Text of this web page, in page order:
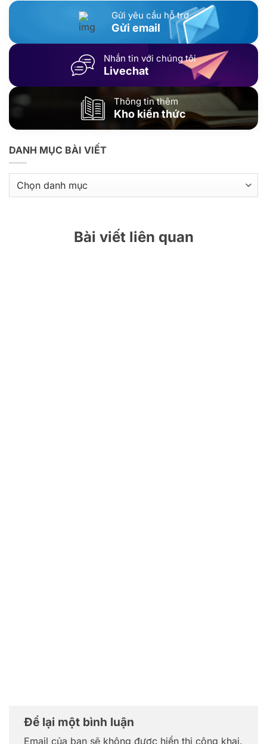
Gửi yêu cầu hỗ trợ
Gửi email
Nhắn tin với chúng tôi
Livechat
Thông tin thêm
Kho kiến thức
DANH MỤC BÀI VIẾT
mục
bài
Bài viết liên quan
Để lại một bình luận
Email của bạn sẽ không được hiển thị công khai.